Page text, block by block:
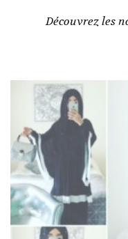
Découvrez les